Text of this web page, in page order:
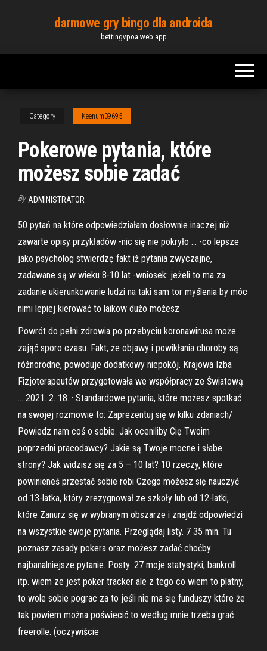
content
darmowe gry bingo dla androida
bettingvpoa.web.app
Category Keenum39695
Pokerowe pytania, które
możesz sobie zadać
By ADMINISTRATOR
50 pytań na które odpowiedziałam dosłownie inaczej niż
zawarte opisy przykładów -nic się nie pokryło … -co lepsze
jako psycholog stwierdzę fakt iż pytania zwyczajne,
zadawane są w wieku 8-10 lat -wniosek: jeżeli to ma za
zadanie ukierunkowanie ludzi na taki sam tor myślenia by móc
nimi lepiej kierować to laikow dużo możesz
Powrót do pełni zdrowia po przebyciu koronawirusa może
zająć sporo czasu. Fakt, że objawy i powikłania choroby są
różnorodne, powoduje dodatkowy niepokój. Krajowa Izba
Fizjoterapeutów przygotowała we współpracy ze Światową
… 2021. 2. 18. · Standardowe pytania, które możesz spotkać
na swojej rozmowie to: Zaprezentuj się w kilku zdaniach/
Powiedz nam coś o sobie. Jak oceniliby Cię Twoim
poprzedni pracodawcy? Jakie są Twoje mocne i słabe
strony? Jak widzisz się za 5 – 10 lat? 10 rzeczy, które
powinieneś przestać sobie robi Czego możesz się nauczyć
od 13-latka, który zrezygnował ze szkoły lub od 12-latki,
które Zanurz się w wybranym obszarze i znajdź odpowiedzi
na wszystkie swoje pytania. Przeglądaj listy. 7 35 min. Tu
poznasz zasady pokera oraz możesz zadać choćby
najbanalniejsze pytanie. Posty: 27 moje statystyki, bankroll
itp. wiem ze jest poker tracker ale z tego co wiem to platny,
to wole sobie pograc za to jeśli nie ma się funduszy które że
tak powiem można poświecić to według mnie trzeba grać
freerolle. (oczywiście